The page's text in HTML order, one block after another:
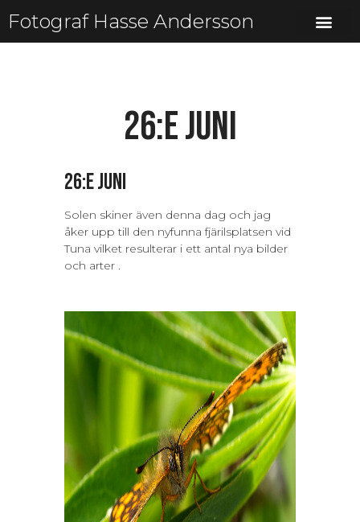
Fotograf Hasse Andersson
26:e juni
26:e juni
Solen skiner även denna dag och jag
åker upp till den nyfunna fjärilsplatsen vid
Tuna vilket resulterar i ett antal nya bilder
och arter .